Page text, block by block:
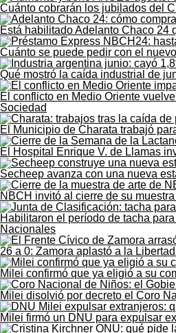
Cuánto cobrarán los jubilados del
Está habilitado Adelanto Chaco 24
Cuánto se puede pedir con el
Qué mostró la caída industrial de
El conflicto en Medio Oriente
Sociedad
El Municipio de Charata trabajó
El Hospital Enrique V. de Llamas
Secheep avanza con una nueva
NBCH invitó al cierre de su
Habilitaron el período de tacha
Nacionales
26 a 0: Zamora aplastó a la
Milei confirmó que ya eligió a su
Milei disolvió por decreto el Coro
Milei firmó un DNU para expulsar